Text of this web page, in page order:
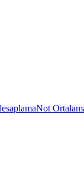
Not